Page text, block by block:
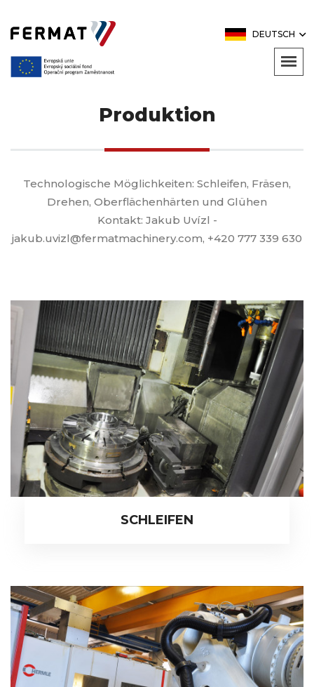
DEUTSCH
Produktion
Technologische Möglichkeiten: Schleifen, Fräsen,
Drehen, Oberflächenhärten und Glühen
Kontakt: Jakub Uvízl -
jakub.uvizl@fermatmachinery.com, +420 777 339 630
SCHLEIFEN